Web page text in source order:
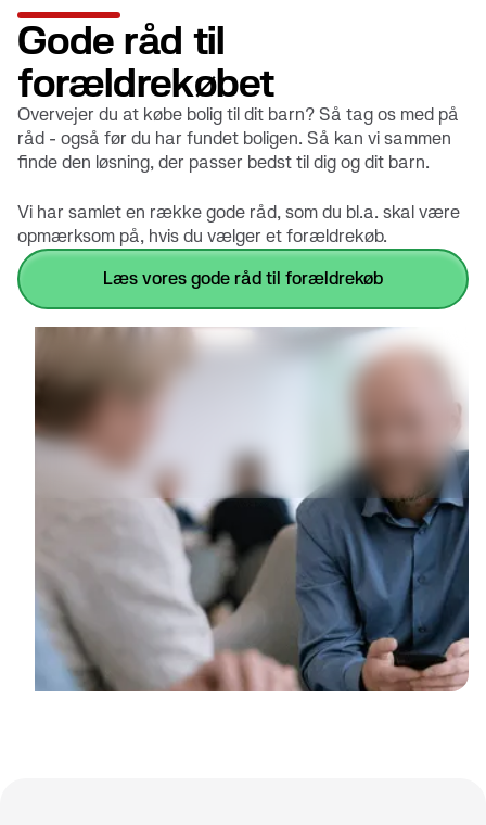
Gode råd til
forældrekøbet
Overvejer du at købe bolig til dit barn? Så tag os med på
råd - også før du har fundet boligen. Så kan vi sammen
finde den løsning, der passer bedst til dig og dit barn.
Vi har samlet en række gode råd, som du bl.a. skal være
opmærksom på, hvis du vælger et forældrekøb.
læs vores gode råd til forældrekøb